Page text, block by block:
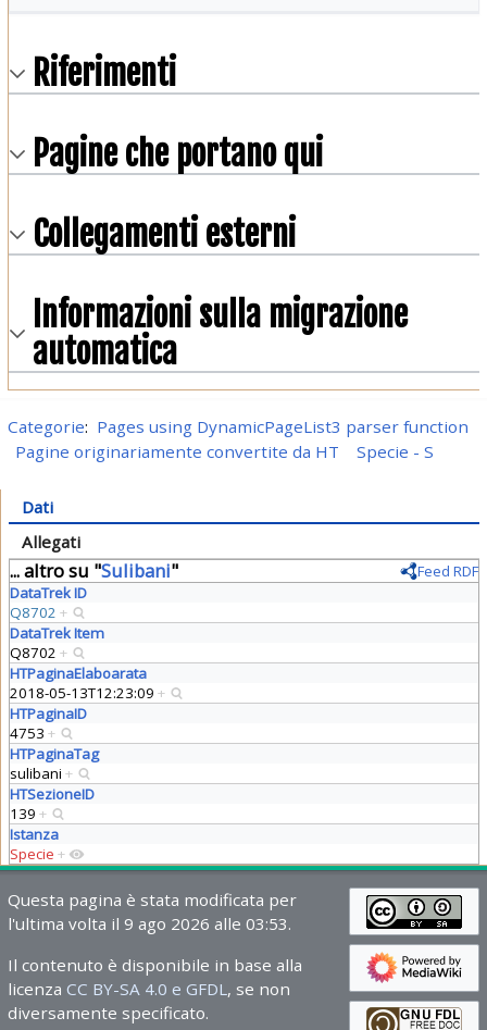
Riferimenti
Pagine che portano qui
Collegamenti esterni
Informazioni sulla migrazione
automatica
Categorie: Pages using DynamicPageList3 parser function
Pagine originariamente convertite da HT
Specie - S
Dati
Allegati
... altro su "Sulibani"
Feed RDF
DataTrek ID
Q8702 +
DataTrek Item
Q8702 +
HTPaginaElaboarata
2018-05-13T12:23:09 +
HTPaginaID
4753 +
HTPaginaTag
sulibani +
HTSezioneID
139 +
Istanza
Specie +
Questa pagina è stata modificata per
l'ultima volta il 9 ago 2026 alle 03:53.
Il contenuto è disponibile in base alla
licenza CC BY-SA 4.0 e GFDL , se non
diversamente specificato.